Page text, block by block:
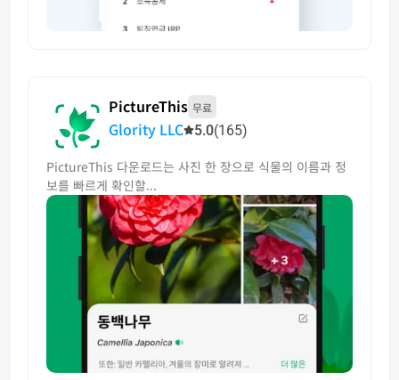
PictureThis 무료
Glority LLC 5.0(165)
PictureThis 다운로드는 사진 한 장으로 식물의 이름과 정
보를 빠르게 확인할...